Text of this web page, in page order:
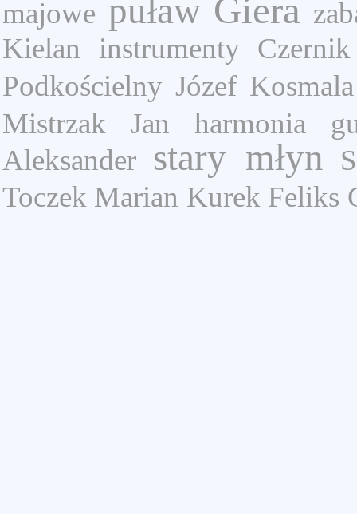
majowe puław Giera
Kielan
instrumenty
Podkościelny Józef
Mistrzak Jan
harmonia
Aleksander stary młyn
Toczek Marian Kurek Feliks